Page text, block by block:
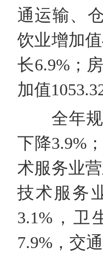
通运输、
饮业增加
长6.9%；
加值
全年规
下降3.9%
术服务业
技术服务
3.1%，卫
7.9%，交